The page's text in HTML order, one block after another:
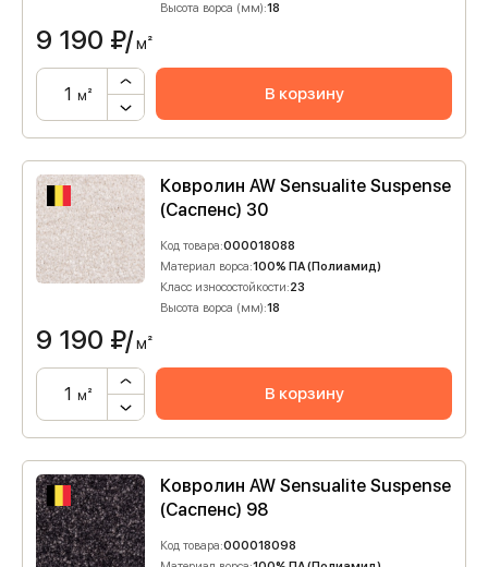
Высота ворса (мм):18
9 190 ₽/м²
м² В корзину
Ковролин AW Sensualite Suspense
(Саспенс) 30
Код товара:000018088
Материал ворса:100% ПА (Полиамид)
Класс износостойкости:23
Высота ворса (мм):18
9 190 ₽/м²
м² В корзину
Ковролин AW Sensualite Suspense
(Саспенс) 98
Код товара:000018098